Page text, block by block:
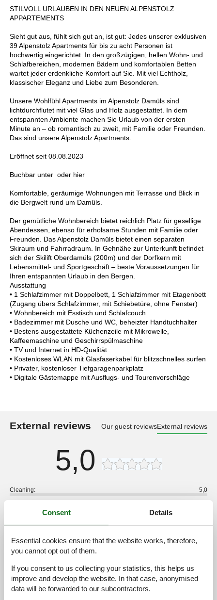
STILVOLL URLAUBEN IN DEN NEUEN ALPENSTOLZ
APPARTEMENTS
Sieht gut aus, fühlt sich gut an, ist gut: Jedes unserer exklusiven
39 Alpenstolz Apartments für bis zu acht Personen ist
hochwertig eingerichtet. In den großzügigen, hellen Wohn- und
Schlafbereichen, modernen Bädern und komfortablen Betten
wartet jeder erdenkliche Komfort auf Sie. Mit viel Echtholz,
klassischer Eleganz und Liebe zum Besonderen.
Unsere Wohlfühl Apartments im Alpenstolz Damüls sind
lichtdurchflutet mit viel Glas und Holz ausgestattet. In dem
entspannten Ambiente machen Sie Urlaub von der ersten
Minute an – ob romantisch zu zweit, mit Familie oder Freunden.
Das sind unsere Alpenstolz Apartments.
Eröffnet seit 08.08.2023
Buchbar unter oder hier
Komfortable, geräumige Wohnungen mit Terrasse und Blick in
die Bergwelt rund um Damüls.
Der gemütliche Wohnbereich bietet reichlich Platz für gesellige
Abendessen, ebenso für erholsame Stunden mit Familie oder
Freunden. Das Alpenstolz Damüls bietet einen separaten
Skiraum und Fahrradraum. In Gehnähe zur Unterkunft befindet
sich der Skilift Oberdamüls (200m) und der Dorfkern mit
Lebensmittel- und Sportgeschäft – beste Voraussetzungen für
Ihren entspannten Urlaub in den Bergen.
Ausstattung
• 1 Schlafzimmer mit Doppelbett, 1 Schlafzimmer mit Etagenbett
(Zugang übers Schlafzimmer, mit Schiebetüre, ohne Fenster)
• Wohnbereich mit Esstisch und Schlafcouch
• Badezimmer mit Dusche und WC, beheizter Handtuchhalter
• Bestens ausgestattete Küchenzeile mit Mikrowelle,
Kaffeemaschine und Geschirrspülmaschine
• TV und Internet in HD-Qualität
• Kostenloses WLAN mit Glasfaserkabel für blitzschnelles surfen
• Privater, kostenloser Tiefgaragenparkplatz
• Digitale Gästemappe mit Ausflugs- und Tourenvorschläge
External reviews Our guest reviewsExternal reviews
5,0
Cleaning:
5,0
Services on site:
1 external review
Consent Details
Essential cookies ensure that the website works, therefore,
you cannot opt out of them.
If you consent to us collecting your statistics, this helps us
improve and develop the website. In that case, anonymised
data will be forwarded to our subcontractors.